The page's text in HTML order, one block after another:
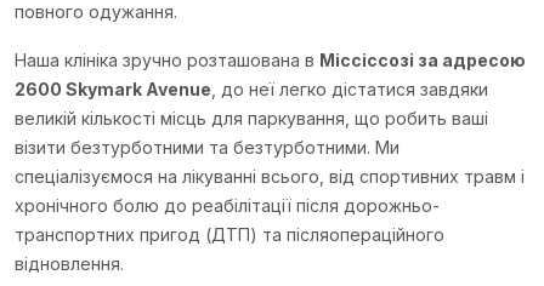
повного одужання.
Наша клініка зручно розташована в Міссіссозі за адресою
2600 Skymark Avenue, до неї легко дістатися завдяки
великій кількості місць для паркування, що робить ваші
візити безтурботними та безтурботними. Ми
спеціалізуємося на лікуванні всього, від спортивних травм і
хронічного болю до реабілітації після дорожньо-
транспортних пригод (ДТП) та післяопераційного
відновлення.